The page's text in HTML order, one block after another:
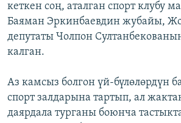
кеткен соң, аталган спорт клубу
Баяман Эркинбаевдин жубайы,
депутаты Чолпон
калган.
Аз камсыз болгон үй-бүлөлөрдүн
спорт залдарына тартып, ал
даярдала турганы боюнча